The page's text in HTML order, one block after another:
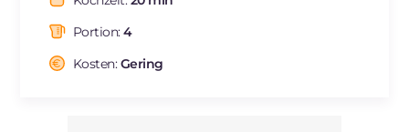
NL
Portion:4
Kosten:Gering